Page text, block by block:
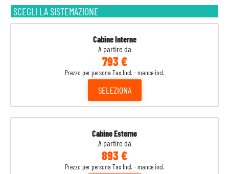
SCEGLI LA SISTEMAZIONE
Cabine Interne
A partire da
793 €
Prezzo per persona Tax Incl. - mance incl.
SELEZIONA
Cabine Esterne
A partire da
893 €
Prezzo per persona Tax Incl. - mance incl.
6
Italia
Livorno 08:00 18:00
Cannes
Barcellona